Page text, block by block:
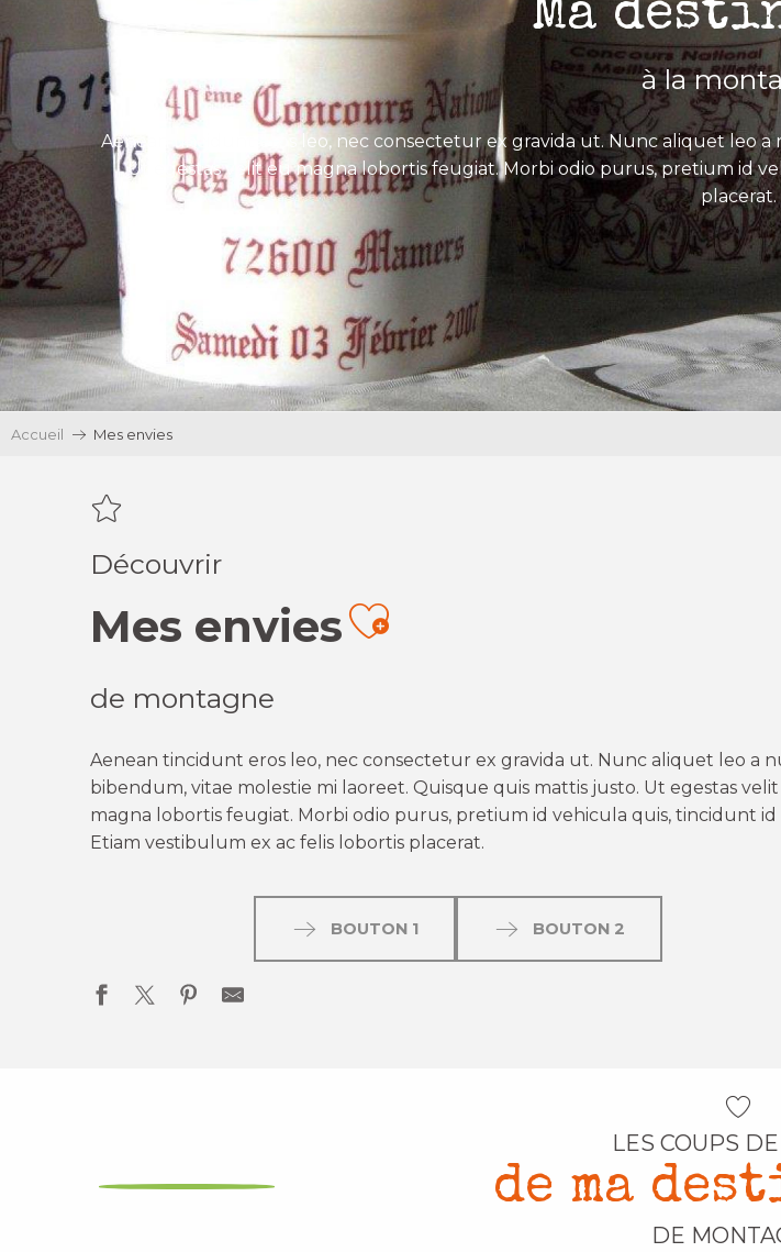
Ma
à la
Aenean tincidunt eros leo, nec consectetur ex gravida ut. Nunc aliquet leo
Ut egestas velit eu magna lobortis feugiat. Morbi odio purus, pretium id
placerat.
Accueil Mes envies
Découvrir
Mes enviesAjouter aux
de montagne
Aenean tincidunt eros leo, nec consectetur ex gravida ut. Nunc aliquet leo a
bibendum, vitae molestie mi laoreet. Quisque quis mattis justo. Ut egestas
magna lobortis feugiat. Morbi odio purus, pretium id vehicula quis, tincidunt id
Etiam vestibulum ex ac felis lobortis placerat.
BOUTON 1 BOUTON 2
LES COUPS
de ma
DE